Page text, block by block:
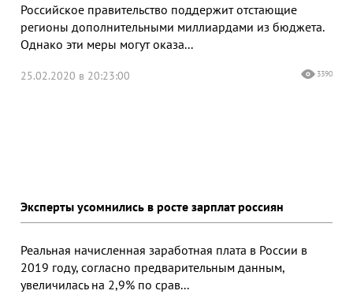
Российское правительство поддержит отстающие
регионы дополнительными миллиардами из бюджета.
Однако эти меры могут оказа...
25.02.2020 в 20:23:00 3390
Эксперты усомнились в росте зарплат россиян
Реальная начисленная заработная плата в России в
2019 году, согласно предварительным данным,
увеличилась на 2,9% по срав...